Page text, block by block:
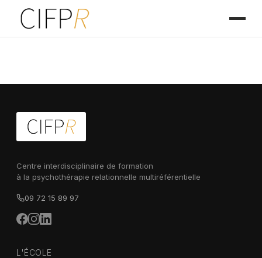
Centre interdisciplinaire de formation
à la psychothérapie relationnelle multiréférentielle
09 72 15 89 97
L'ÉCOLE